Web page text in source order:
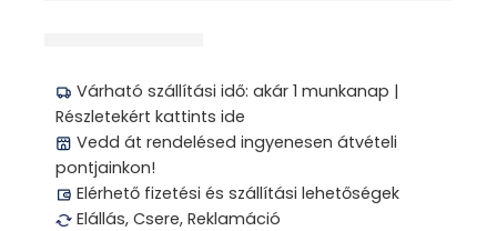
Várható szállítási idő: akár 1 munkanap |
Részletekért kattints ide
Vedd át rendelésed ingyenesen átvételi
pontjainkon!
Elérhető fizetési és szállítási lehetőségek
Elállás, Csere, Reklamáció